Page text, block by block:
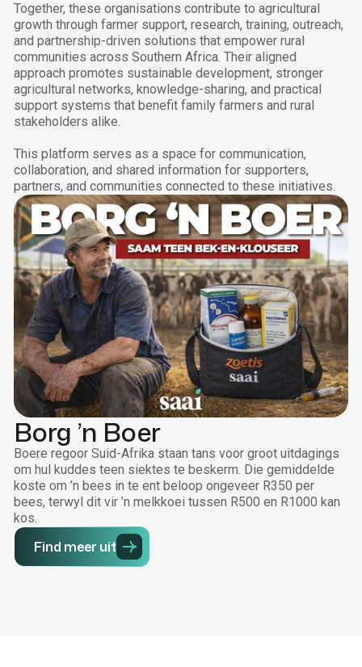
Together, these organisations contribute to agricultural
growth through farmer support, research, training, outreach,
and partnership-driven solutions that empower rural
communities across Southern Africa. Their aligned
approach promotes sustainable development, stronger
agricultural networks, knowledge-sharing, and practical
support systems that benefit family farmers and rural
stakeholders alike.
This platform serves as a space for communication,
collaboration, and shared information for supporters,
partners, and communities connected to these initiatives.
Borg ’n Boer
Boere regoor Suid-Afrika staan tans voor groot uitdagings
om hul kuddes teen siektes te beskerm. Die gemiddelde
koste om ’n bees in te ent beloop ongeveer R350 per
bees, terwyl dit vir ’n melkkoei tussen R500 en R1000 kan
kos.
Find meer uit